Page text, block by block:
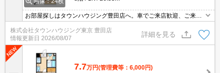
お部屋探しはタウンハウジング豊田店へ。車でご来店歓迎、ご来店
用お客様駐車場あり！
株式会社タウンハウジング東京 豊田店
情報更新日 2026/08/07
詳細を見る
7.7万円(管理費等：6,000円)